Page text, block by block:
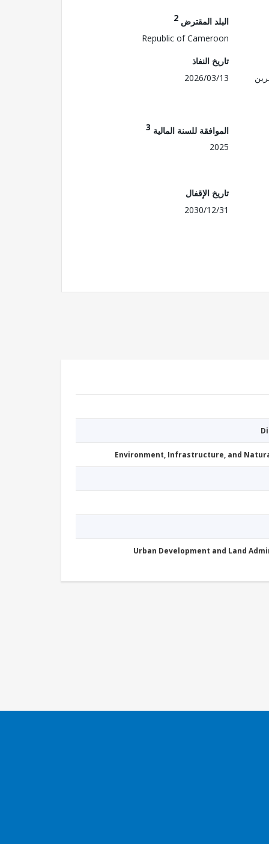
البلد المقترض 2
Republic of Cameroon
تاريخ النفاذ
2026/03/13
الموافقة للسنة المالية 3
2025
تاريخ الإقفال
2030/12/31
Environment, Infrastructure, and
Urban Development and Land